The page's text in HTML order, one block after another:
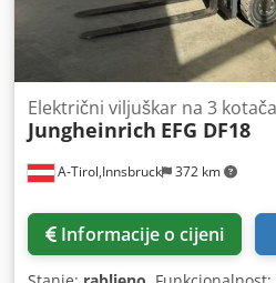
A-Tirol,Innsbruck 372 km
Električni viljuškar na 3 kotača
Jungheinrich EFG DF18
Informacije o cijeni